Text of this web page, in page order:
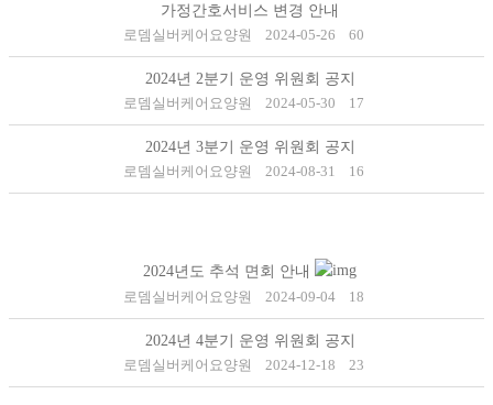
가정간호서비스 변경 안내
로뎀실버케어요양원
2024-05-26 60
2024년 2분기 운영 위원회 공지
로뎀실버케어요양원
2024-05-30 17
2024년 3분기 운영 위원회 공지
로뎀실버케어요양원
2024-08-31 16
2024년도 추석 면회 안내
로뎀실버케어요양원
2024-09-04 18
2024년 4분기 운영 위원회 공지
로뎀실버케어요양원
2024-12-18 23